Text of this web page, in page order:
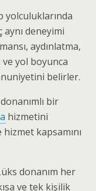
yolculuklarında
deneyimi
aydınlatma,
yol boyunca
belirler.
bir
hizmetini
kapsamını
donanım her
ve tek kişilik